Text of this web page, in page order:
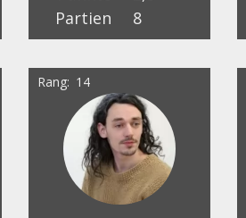
Partien
8
Rang 14